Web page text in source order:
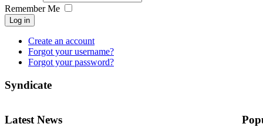
Remember Me
Log in
Create an account
Forgot your username?
Forgot your password?
Syndicate
Latest News